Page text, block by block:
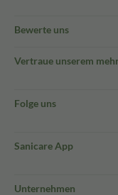
Bewerte uns
Vertraue unserem
Folge uns
Sanicare App
Unternehmen